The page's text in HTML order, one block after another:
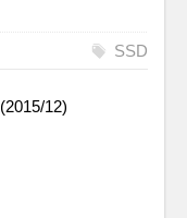
SSD
(2015/12)